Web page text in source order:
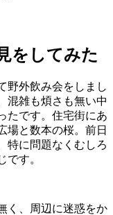
をしてみた
野外飲み会をしまし
混雑も煩さも無い中
たです。住宅街にあ
場と数本の桜。前日
特に問題なくむしろ
です。
く、周辺に迷惑をか